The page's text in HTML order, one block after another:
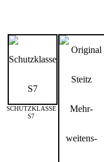
SCHUTZKLASSE
S7